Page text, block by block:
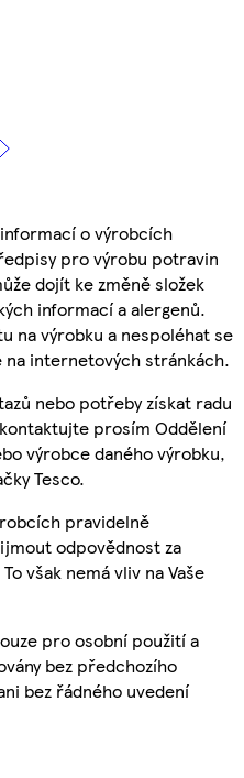
o výrobcích
pro výrobu potravin
dojít ke změně složek
informací a alergenů.
na výrobku a nespoléhat se
internetových stránkách.
nebo potřeby získat radu
prosím Oddělení
výrobce daného výrobku,
Tesco.
pravidelně
odpovědnost za
však nemá vliv na Vaše
pro osobní použití a
bez předchozího
bez řádného uvedení